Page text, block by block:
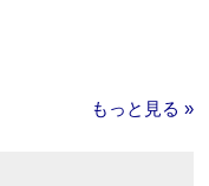
もっと見る »